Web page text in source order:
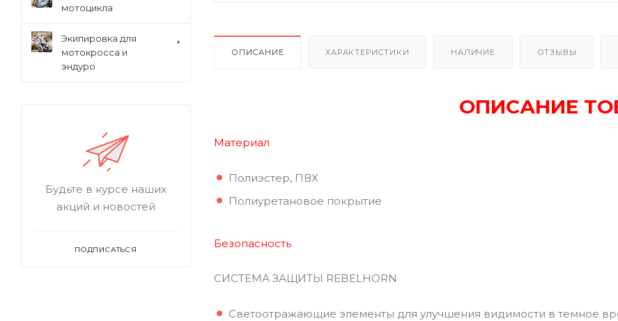
ОПИСАНИЕ ХАРАКТЕРИСТИКИ НАЛИЧИЕ ОТЗЫВЫ
ОПИСАНИЕ
Материал
Полиэстер, ПВХ
Полиуретановое покрытие
Безопасность
СИСТЕМА ЗАЩИТЫ REBELHORN
Светоотражающие элементы для улучшения видимости в темное
мотоцикла
Экипировка для
мотокросса и
эндуро
Будьте в курсе наших
акций и новостей
ПОДПИСАТЬСЯ